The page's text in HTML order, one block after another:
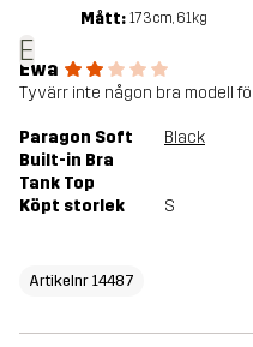
E
Mått: 173cm, 61kg
Ewa
Tyvärr inte någon bra modell
Paragon Soft
Built-in Bra
Tank Top
Black
Köpt storlek S
Artikelnr 14487